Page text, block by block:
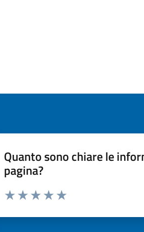
Quanto sono chiare le
pagina?
Valuta da 1 a 5 stelle la pagina